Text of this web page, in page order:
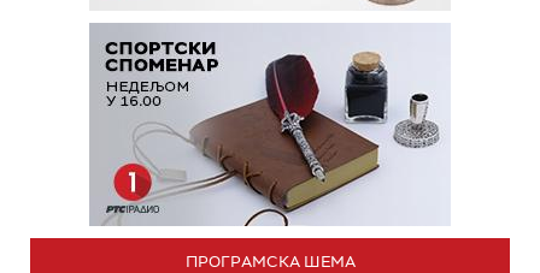
ПРОГРАМСКА ШЕМА